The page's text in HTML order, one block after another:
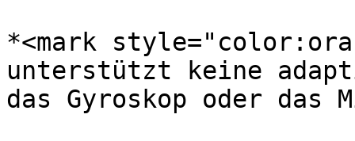
*<mark
unterstützt keine
das Gyroskop oder das